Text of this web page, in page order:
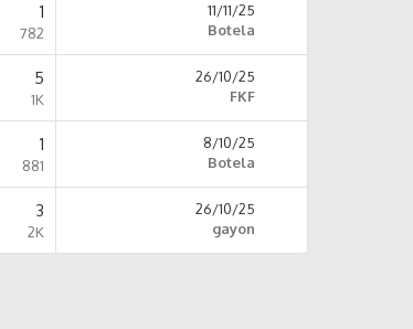
1
782
11/11/25
Botela
5
1K
26/10/25
FKF
1
881
8/10/25
Botela
3
2K
26/10/25
gayon